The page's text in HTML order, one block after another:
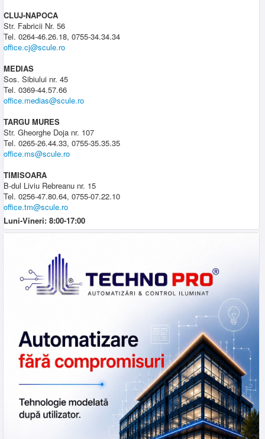
CLUJ-NAPOCA
Str. Fabricii Nr. 56
Tel. 0264-46.26.18, 0755-34.34.34
office.cj@scule.ro
MEDIAS
Sos. Sibiului nr. 45
Tel. 0369-44.57.66
office.medias@scule.ro
TARGU MURES
Str. Gheorghe Doja nr. 107
Tel. 0265-26.44.33, 0755-35.35.35
office.ms@scule.ro
TIMISOARA
B-dul Liviu Rebreanu nr. 15
Tel. 0256-47.80.64, 0755-07.22.10
office.tm@scule.ro
Luni-Vineri: 8:00-17:00